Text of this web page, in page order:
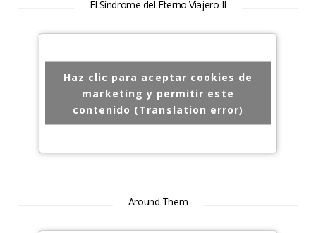
El Síndrome del Eterno Viajero II
Haz clic para aceptar cookies de
marketing y permitir este
contenido (Translation error)
Around Them